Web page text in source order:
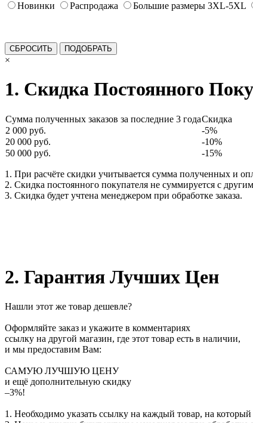
Новинки Распродажа Большие размеры 3XL-5XL
×
1. Скидка Постоянного
Сумма полученных заказов за последние 3 годаСкидка
2 000 руб.
-5%
20 000 руб.
-10%
50 000 руб.
-15%
1. При расчёте скидки учитывается сумма полученных и
2. Скидка постоянного покупателя не суммируется с
3. Скидка будет учтена менеджером при обработке заказа.
2. Гарантия Лучших Цен
Нашли этот же товар дешевле?
Оформляйте заказ и укажите в комментариях
ссылку на другой магазин, где этот товар есть в наличии,
и мы предоставим Вам:
САМУЮ ЛУЧШУЮ ЦЕНУ
и ещё дополнительную скидку
–3%!
1. Необходимо указать ссылку на каждый товар, на